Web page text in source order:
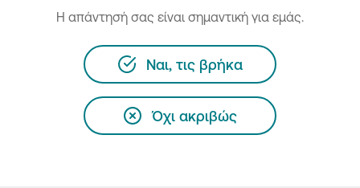
H απάντησή σας είναι σημαντική για εμάς.
Ναι, τις βρήκα
Όχι ακριβώς